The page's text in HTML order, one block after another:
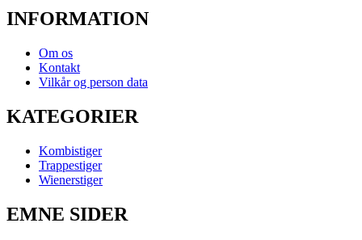
INFORMATION
Om os
Kontakt
Vilkår og person data
KATEGORIER
Kombistiger
Trappestiger
Wienerstiger
EMNE SIDER